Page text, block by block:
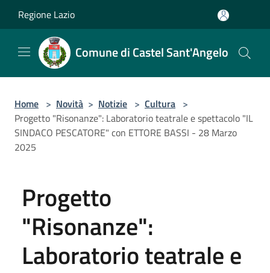
Regione Lazio
Comune di Castel Sant'Angelo
Home > Novità > Notizie > Cultura >
Progetto "Risonanze": Laboratorio teatrale e spettacolo "IL
SINDACO PESCATORE" con ETTORE BASSI - 28 Marzo
2025
Progetto
"Risonanze":
Laboratorio teatrale e